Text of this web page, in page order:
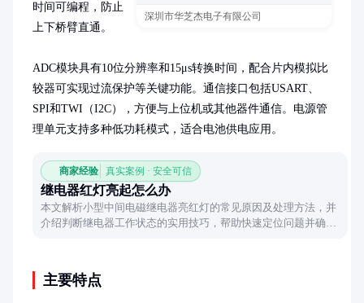
深圳市华芝杰电子有限公司
时间可编程，防止
上下桥臂直通。
ADC模块具有10位分辨率和15μs转换时间，配合片内模拟比
较器可实现过流保护等关键功能。通信接口包括USART、
SPI和TWI（I2C），方便与上位机或其他器件通信。电源管
理单元支持多种低功耗模式，适合电池供电应用。
商家经验 真实案例 · 安全可信
继电器红灯亮起怎么办
本文解析小型中间电磁继电器亮红灯的常见原因及处理方法，并
介绍判断继电器工作状态的实用技巧，帮助快速定位问题并确保
主要特点